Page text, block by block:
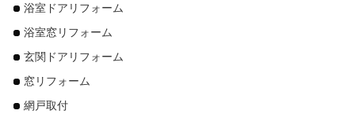
浴室ドアリフォーム
浴室窓リフォーム
玄関ドアリフォーム
窓リフォーム
網戸取付